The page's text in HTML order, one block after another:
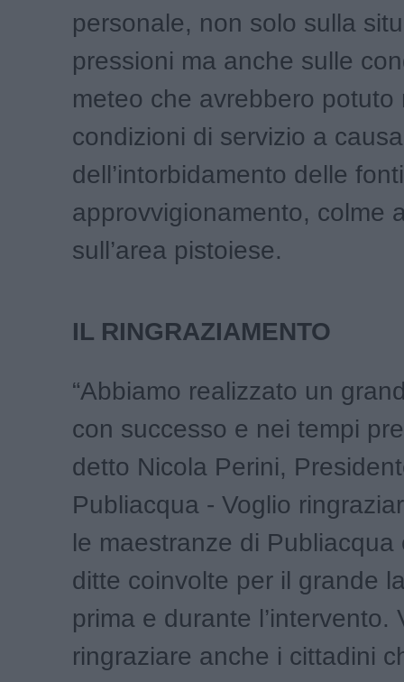
personale, non solo sulla
pressioni ma anche sulle
meteo che avrebbero potuto
condizioni di servizio a causa
dell’intorbidamento delle
approvvigionamento, colme
sull’area pistoiese.
IL RINGRAZIAMENTO
“Abbiamo realizzato un
con successo e nei tempi
detto Nicola Perini,
Publiacqua - Voglio
le maestranze di Publiacqua
ditte coinvolte per il grande
prima e durante l’intervento.
ringraziare anche i cittadini